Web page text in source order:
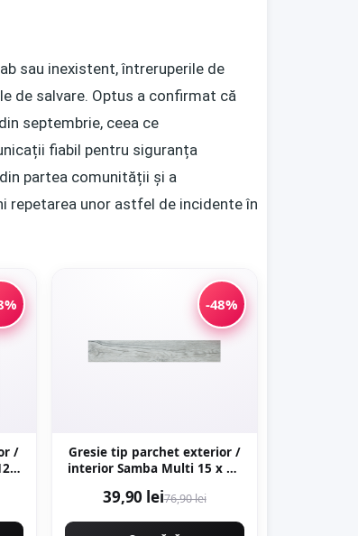
sau inexistent, întreruperile de
de salvare. Optus a confirmat că
septembrie, ceea ce
fiabil pentru siguranța
partea comunității și a
repetarea unor astfel de incidente în
/
-48%
Gresie tip parchet exterior /
interior Samba Multi 15 x 90
antiderapanta
39,90 lei76,90 lei